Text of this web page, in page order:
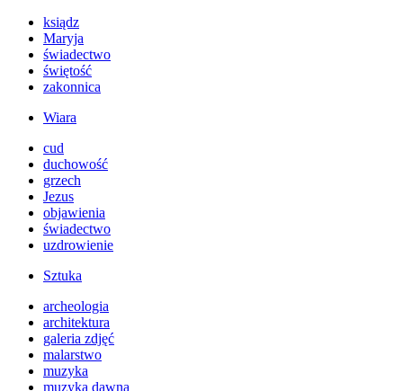
ksiądz
Maryja
świadectwo
świętość
zakonnica
Wiara
cud
duchowość
grzech
Jezus
objawienia
świadectwo
uzdrowienie
Sztuka
archeologia
architektura
galeria zdjęć
malarstwo
muzyka
muzyka dawna